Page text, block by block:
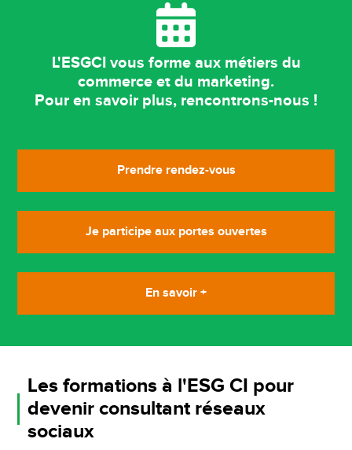
L'ESGCI vous forme aux métiers du
commerce et du marketing.
Pour en savoir plus, rencontrons-nous !
Prendre rendez-vous
Je participe aux portes ouvertes
En savoir +
Les formations à l'ESG CI pour
devenir consultant réseaux
sociaux